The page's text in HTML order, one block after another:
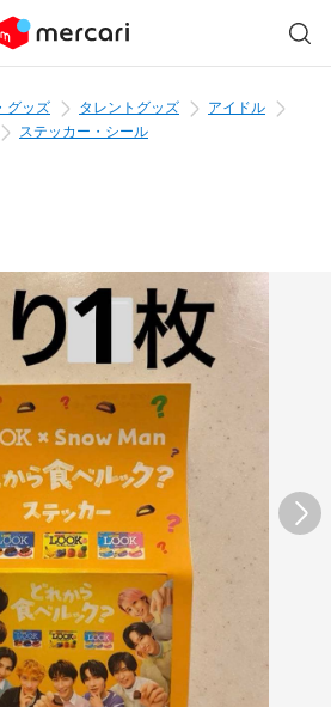
グッズ タレントグッズ
アイドル
ステッカー・シール